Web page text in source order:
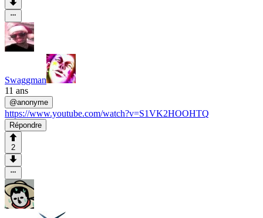
Swaggman
11 ans
@anonyme
https://www.youtube.com/watch?v=S1VK2HOOHTQ
Répondre
2